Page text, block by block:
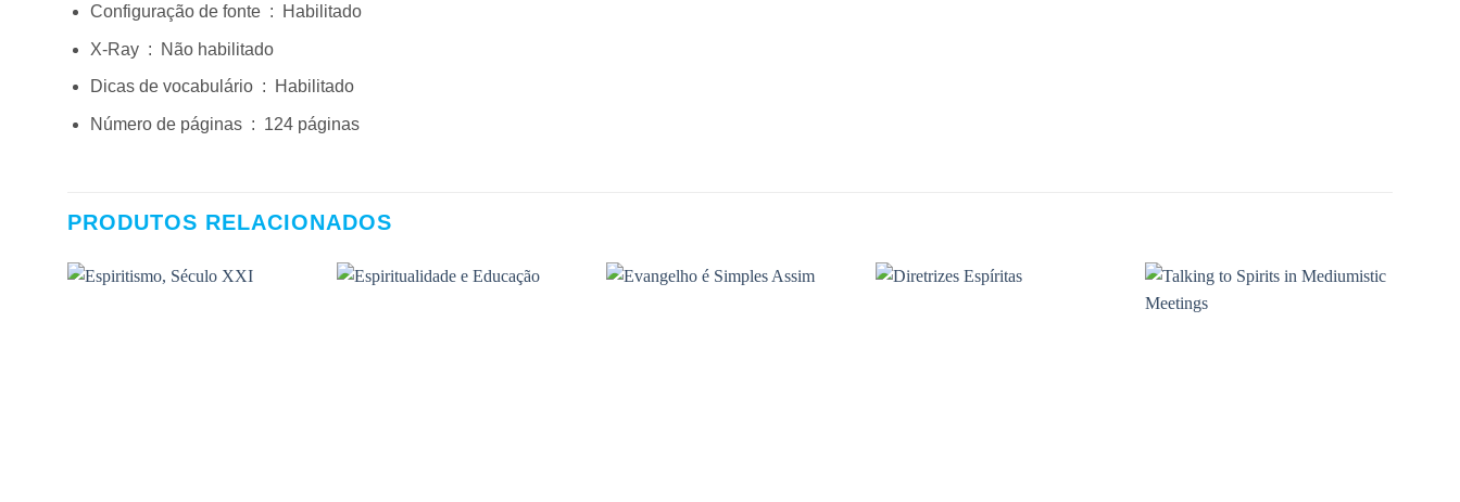
Configuração de fonte ‏ : ‎ Habilitado
X-Ray ‏ : ‎ Não habilitado
Dicas de vocabulário ‏ : ‎ Habilitado
Número de páginas ‏ : ‎ 124 páginas
PRODUTOS RELACIONADOS